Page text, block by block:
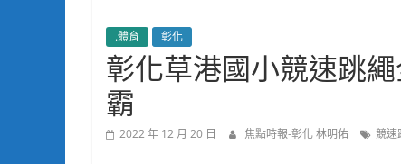
.體育 彰化
彰化草港國小競速跳
霸
2022 年 12 月 20 日 焦點時報-彰化 林明佑 競速